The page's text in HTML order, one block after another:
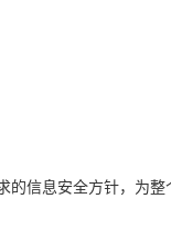
信息安全方针，为整